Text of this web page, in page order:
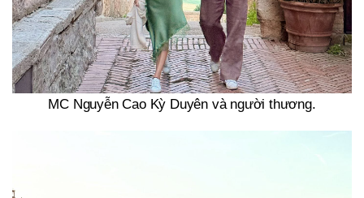
MC Nguyễn Cao Kỳ Duyên và người thương.